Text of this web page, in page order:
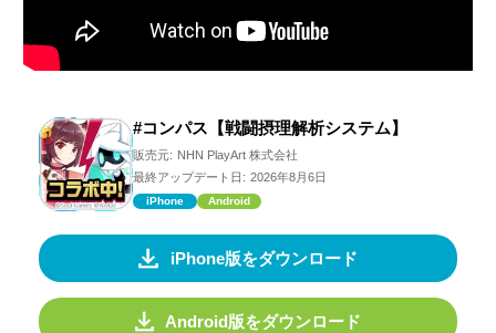
#コンパス【戦闘摂理解析システム】
販売元: NHN PlayArt 株式会社
最終アップデート日: 2026年8月6日
iPhone Android
iPhone版をダウンロード
Android版をダウンロード